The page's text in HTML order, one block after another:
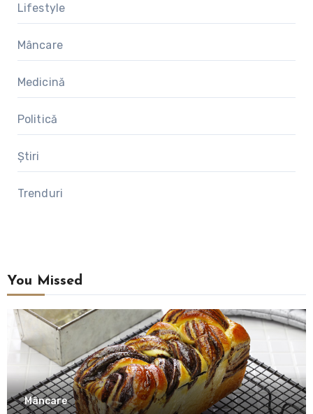
Lifestyle
Mâncare
Medicină
Politică
Știri
Trenduri
You Missed
Mâncare